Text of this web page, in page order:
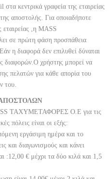
κεντρικά γραφεία της εταιρείας
αποστολής. Για οποιαδήποτε
εταιρείας ,η MASS
πρώτη φάση προσπάθεια
η διαφορά δεν επιλυθεί δύναται
διαφορών.Ο χρήστης μπορεί να
πελατών για κάθε απορία του
του.
ΤΑΧΥΜΕΤΑΦΟΡΕΣ Ο.Ε για τις
πόλεις είναι οι εξής:
εργάσιμη ημέρα και το
και διαγωνισμούς και κάνει
:12,00 € μέχρι τα δύο κιλά και 1,5